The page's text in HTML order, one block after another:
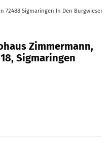
Sigmaringen In Den Burgwiesen 18
Zimmermann,
Sigmaringen